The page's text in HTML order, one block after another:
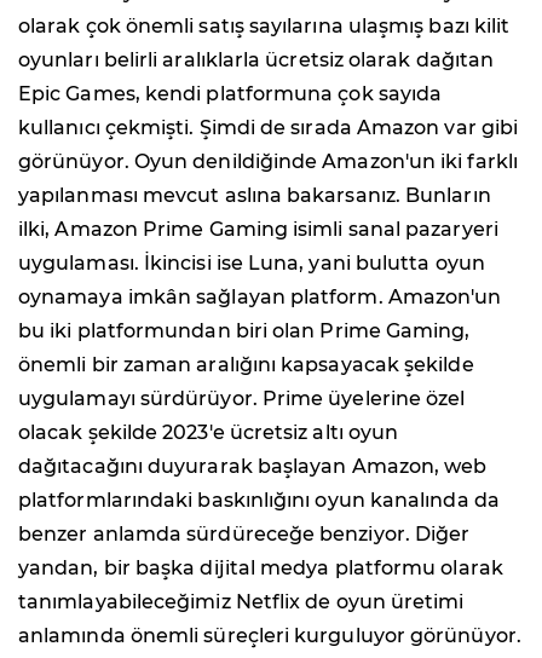
olarak çok önemli satış sayılarına ulaşmış bazı kilit
oyunları belirli aralıklarla ücretsiz olarak dağıtan
Epic Games, kendi platformuna çok sayıda
kullanıcı çekmişti. Şimdi de sırada Amazon var gibi
görünüyor. Oyun denildiğinde Amazon'un iki farklı
yapılanması mevcut aslına bakarsanız. Bunların
ilki, Amazon Prime Gaming isimli sanal pazaryeri
uygulaması. İkincisi ise Luna, yani bulutta oyun
oynamaya imkân sağlayan platform. Amazon'un
bu iki platformundan biri olan Prime Gaming,
önemli bir zaman aralığını kapsayacak şekilde
uygulamayı sürdürüyor. Prime üyelerine özel
olacak şekilde 2023'e ücretsiz altı oyun
dağıtacağını duyurarak başlayan Amazon, web
platformlarındaki baskınlığını oyun kanalında da
benzer anlamda sürdüreceğe benziyor. Diğer
yandan, bir başka dijital medya platformu olarak
tanımlayabileceğimiz Netflix de oyun üretimi
anlamında önemli süreçleri kurguluyor görünüyor.